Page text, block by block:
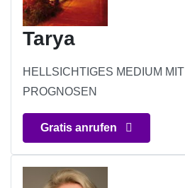
Tarya
HELLSICHTIGES MEDIUM
PROGNOSEN
Gratis anrufen